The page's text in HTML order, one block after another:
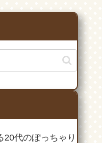
20代のぽっちゃり